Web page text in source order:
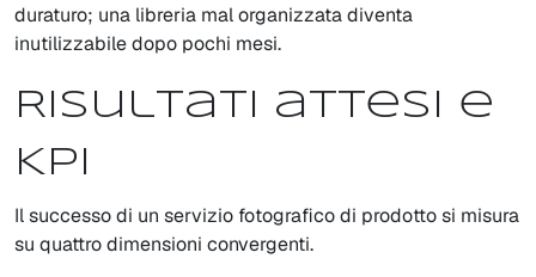
duraturo; una libreria mal organizzata diventa
inutilizzabile dopo pochi mesi.
Risultati attesi e
KPI
Il successo di un servizio fotografico di prodotto si misura
su quattro dimensioni convergenti.